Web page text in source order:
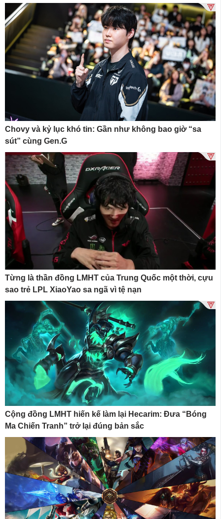
Chovy và kỷ lục khó tin: Gần như không bao giờ “sa
sút” cùng Gen.G
Từng là thần đồng LMHT của Trung Quốc một thời, cựu
sao trẻ LPL XiaoYao sa ngã vì tệ nạn
Cộng đồng LMHT hiến kế làm lại Hecarim: Đưa “Bóng
Ma Chiến Tranh” trở lại đúng bản sắc